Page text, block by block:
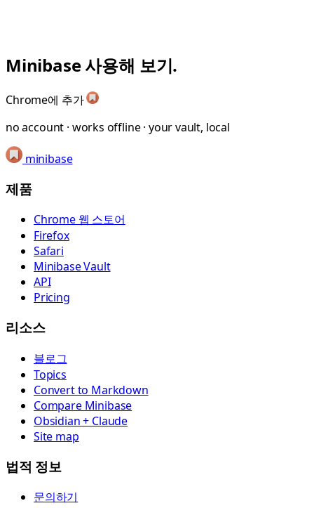
Minibase 사용해 보기.
Chrome에 추가
no account · works offline · your vault, local
minibase
제품
Chrome 웹 스토어
Firefox
Safari
Minibase Vault
API
Pricing
리소스
블로그
Topics
Convert to Markdown
Compare Minibase
Obsidian + Claude
Site map
법적 정보
문의하기